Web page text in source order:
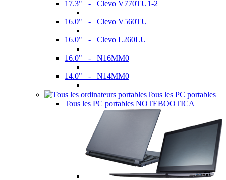
17.3" - Clevo V770TU1-2
16.0" - Clevo V560TU
16.0" - Clevo L260LU
16.0" - N16MM0
14.0" - N14MM0
Tous les PC portables
Tous les PC portables NOTEBOOTICA